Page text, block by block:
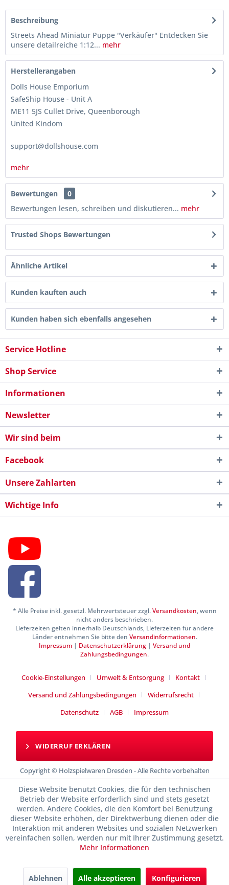
Beschreibung
Streets Ahead Miniatur Puppe "Verkäufer" Entdecken Sie
unsere detailreiche 1:12... mehr
Herstellerangaben
Dolls House Emporium
SafeShip House - Unit A
ME11 5JS Cullet Drive, Queenborough
United Kindom
support@dollshouse.com
mehr
Bewertungen
0
Bewertungen lesen, schreiben und diskutieren... mehr
Trusted Shops Bewertungen
Ähnliche Artikel
Kunden kauften auch
Kunden haben sich ebenfalls angesehen
Service Hotline
Shop Service
Informationen
Newsletter
Wir sind beim
Facebook
Unsere Zahlarten
Wichtige Info
* Alle Preise inkl. gesetzl. Mehrwertsteuer zzgl.Versandkosten, wenn
nicht anders beschrieben.
Lieferzeiten gelten innerhalb Deutschlands, Lieferzeiten für andere
Länder entnehmen Sie bitte den Versandinformationen.
Impressum | Datenschutzerklärung | Versand und
Zahlungsbedingungen.
Cookie-Einstellungen Umwelt & Entsorgung
Kontakt
Versand und Zahlungsbedingungen
Widerrufsrecht
Datenschutz
AGB Impressum
WIDERRUF ERKLÄREN
Copyright © Holzspielwaren Dresden - Alle Rechte vorbehalten
Diese Website benutzt Cookies, die für den technischen
Betrieb der Website erforderlich sind und stets gesetzt
werden. Andere Cookies, die den Komfort bei Benutzung
dieser Website erhöhen, der Direktwerbung dienen oder die
Interaktion mit anderen Websites und sozialen Netzwerken
vereinfachen sollen, werden nur mit Ihrer Zustimmung gesetzt.
Mehr Informationen
Ablehnen Alle akzeptieren Konfigurieren